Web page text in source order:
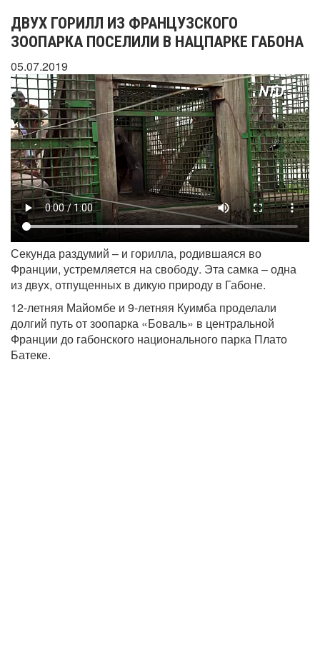
ДВУХ ГОРИЛЛ ИЗ ФРАНЦУЗСКОГО
ЗООПАРКА ПОСЕЛИЛИ В НАЦПАРКЕ ГАБОНА
05.07.2019
Секунда раздумий – и горилла, родившаяся во
Франции, устремляется на свободу. Эта самка – одна
из двух, отпущенных в дикую природу в Габоне.
12-летняя Майомбе и 9-летняя Куимба проделали
долгий путь от зоопарка «Боваль» в центральной
Франции до габонского национального парка Плато
Батеке.